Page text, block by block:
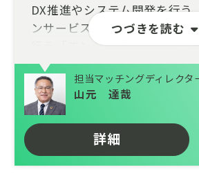
つづきを読む
DX推進やシステム開発を行う
ンサービス」、データの利活
行う「エンジニアリングサー
サービスを軸に永続性のある
しています。
特徴としては
様々なソリューションを提供
イアントの問題解決を実現し
担当マッチングディレクタ
山元 達哉
詳細